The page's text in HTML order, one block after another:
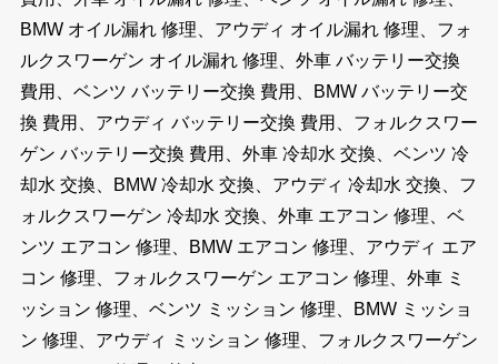
BMW オイル漏れ 修理、アウディ オイル漏れ 修理、フォ
ルクスワーゲン オイル漏れ 修理、外車 バッテリー交換
費用、ベンツ バッテリー交換 費用、BMW バッテリー交
換 費用、アウディ バッテリー交換 費用、フォルクスワー
ゲン バッテリー交換 費用、外車 冷却水 交換、ベンツ 冷
却水 交換、BMW 冷却水 交換、アウディ 冷却水 交換、フ
ォルクスワーゲン 冷却水 交換、外車 エアコン 修理、ベ
ンツ エアコン 修理、BMW エアコン 修理、アウディ エア
コン 修理、フォルクスワーゲン エアコン 修理、外車 ミ
ッション 修理、ベンツ ミッション 修理、BMW ミッショ
ン 修理、アウディ ミッション 修理、フォルクスワーゲン